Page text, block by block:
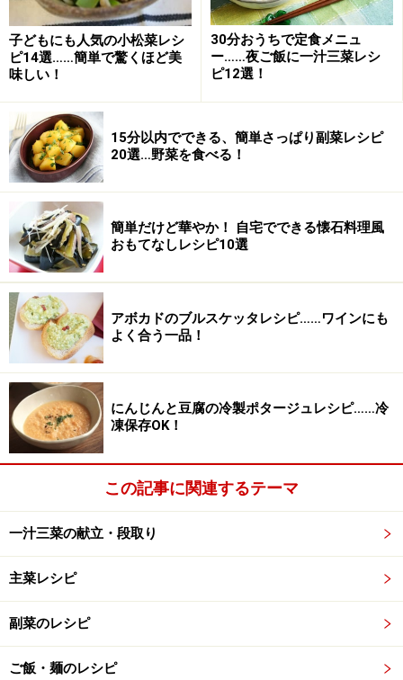
子どもにも人気の小松菜レシ
ピ14選……簡単で驚くほど美
味しい！
30分おうちで定食メニュ
ー……夜ご飯に一汁三菜レシ
ピ12選！
15分以内でできる、簡単さっぱり副菜レシピ
20選…野菜を食べる！
簡単だけど華やか！ 自宅でできる懐石料理風
おもてなしレシピ10選
アボカドのブルスケッタレシピ……ワインにも
よく合う一品！
にんじんと豆腐の冷製ポタージュレシピ……冷
凍保存OK！
この記事に関連するテーマ
一汁三菜の献立・段取り
主菜レシピ
副菜のレシピ
ご飯・麺のレシピ